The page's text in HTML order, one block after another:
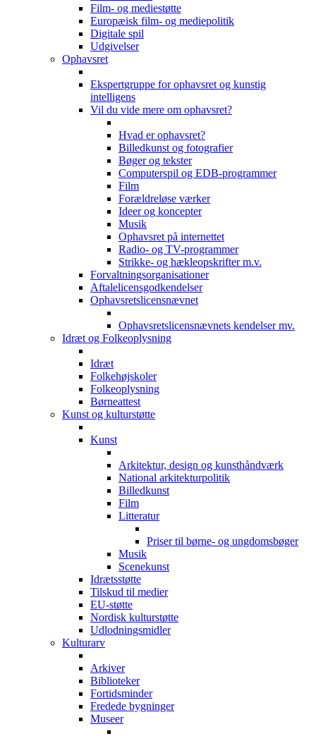
Film- og mediestøtte
Europæisk film- og mediepolitik
Digitale spil
Udgivelser
Ophavsret
Ekspertgruppe for ophavsret og kunstig
intelligens
Vil du vide mere om ophavsret?
Hvad er ophavsret?
Billedkunst og fotografier
Bøger og tekster
Computerspil og EDB-programmer
Film
Forældreløse værker
Ideer og koncepter
Musik
Ophavsret på internettet
Radio- og TV-programmer
Strikke- og hækleopskrifter m.v.
Forvaltningsorganisationer
Aftalelicensgodkendelser
Ophavsretslicensnævnet
Ophavsretslicensnævnets kendelser mv.
Idræt og Folkeoplysning
Idræt
Folkehøjskoler
Folkeoplysning
Børneattest
Kunst og kulturstøtte
Kunst
Arkitektur, design og kunsthåndværk
National arkitekturpolitik
Billedkunst
Film
Litteratur
Priser til børne- og ungdomsbøger
Musik
Scenekunst
Idrætsstøtte
Tilskud til medier
EU-støtte
Nordisk kulturstøtte
Udlodningsmidler
Kulturarv
Arkiver
Biblioteker
Fortidsminder
Fredede bygninger
Museer